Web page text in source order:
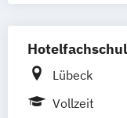
Wein- und
Lübeck
Vollzeit